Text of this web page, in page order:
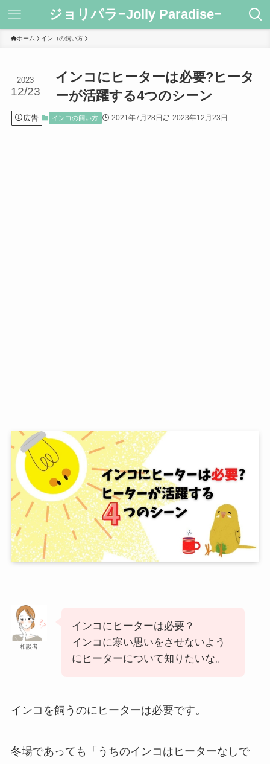
ジョリパラ−Jolly Paradise−
ホーム インコの飼い方
インコにヒーターは必要?ヒータ
ーが活躍する4つのシーン
2023
12/23
広告 インコの飼い方 2021年7月28日 2023年12月23日
相談者
インコにヒーターは必要？
インコに寒い思いをさせないよう
にヒーターについて知りたいな。
インコを飼うのにヒーターは必要です。
冬場であっても「うちのインコはヒーターなしで